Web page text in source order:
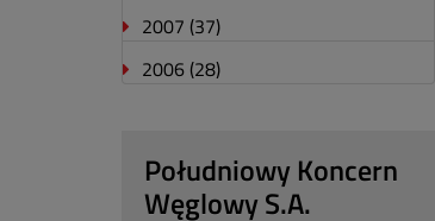
2007 (37)
2006 (28)
Południowy Koncern
Węglowy S.A.